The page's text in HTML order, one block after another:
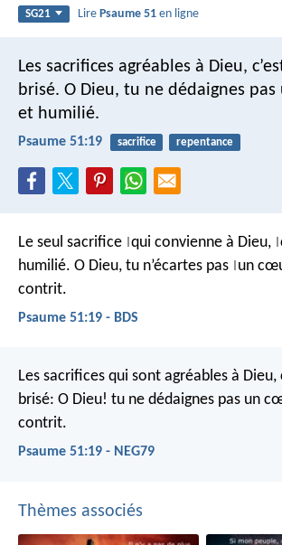
SG21 LirePsaume 51 en ligne
Les sacrifices agréables à Dieu,
brisé. O Dieu, tu ne dédaignes
et humilié.
Psaume 51:19 sacrifice repentance
Le seul sacrifice qui convienne à Dieu,
humilié. O Dieu, tu n’écartes pas un
contrit.
Psaume 51:19 - BDS
Les sacrifices qui sont agréables à Dieu,
brisé: O Dieu! tu ne dédaignes pas un
contrit.
Psaume 51:19 - NEG79
Thèmes associés